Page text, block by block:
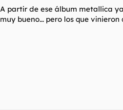
A partir de ese álbum metallica
muy bueno... pero los que